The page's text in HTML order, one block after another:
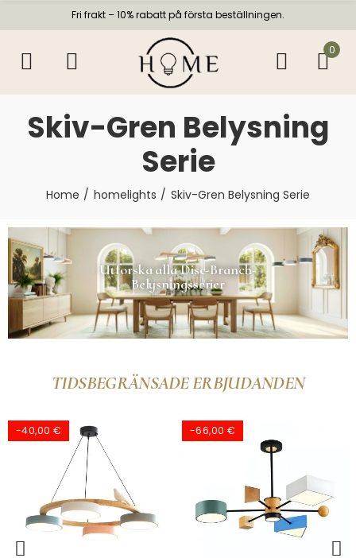
Fri frakt – 10% rabatt på första beställningen.
0
Skiv-Gren Belysning
Serie
Home homelights Skiv-Gren Belysning Serie
Utforska alla Disc-Branch-
Belysningsserier
TIDSBEGRÄNSADE ERBJUDANDEN
-66,00 € -101,00 €